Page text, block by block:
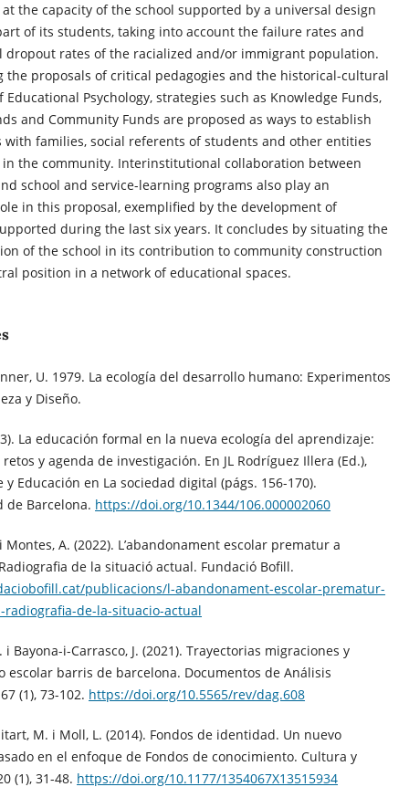
the capacity of the school supported by a universal design
of its students, taking into account the failure rates and
dropout rates of the racialized and/or immigrant population.
the proposals of critical pedagogies and the historical-cultural
Educational Psychology, strategies such as Knowledge Funds,
and Community Funds are proposed as ways to establish
families, social referents of students and other entities
in the community. Interinstitutional collaboration between
school and service-learning programs also play an
in this proposal, exemplified by the development of
during the last six years. It concludes by situating the
of the school in its contribution to community construction
position in a network of educational spaces.
U. 1979. La ecología del desarrollo humano: Experimentos
y Diseño.
La educación formal en la nueva ecología del aprendizaje:
y agenda de investigación. En JL Rodríguez Illera (Ed.),
y Educación en La sociedad digital (págs. 156-170).
de Barcelona. https://doi.org/10.1344/106.000002060
A. (2022). L’abandonament escolar prematur a
de la situació actual. Fundació Bofill.
publicacions/l-abandonament-escolar-prematur-
radiografia-de-la-situacio-actual
i Bayona-i-Carrasco, J. (2021). Trayectorias migraciones y
escolar barris de barcelona. Documentos de Análisis
(1), 73-102. https://doi.org/10.5565/rev/dag.608
M. i Moll, L. (2014). Fondos de identidad. Un nuevo
en el enfoque de Fondos de conocimiento. Cultura y
(1), 31-48. https://doi.org/10.1177/1354067X13515934